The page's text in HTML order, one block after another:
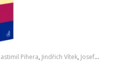
Pihera, Jindřich Vítek, Josef Kříž